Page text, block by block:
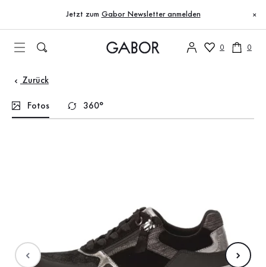
Zum Inhaltsverzeichnis
Zur Hauptnavigation
Jetzt zum Gabor Newsletter anmelden ×
0 0
Zurück
Fotos 360°